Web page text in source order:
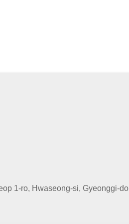
1-ro, Hwaseong-si, Gyeonggi-